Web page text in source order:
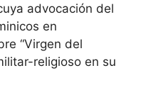
advocación del
en
“Virgen del
religioso en su